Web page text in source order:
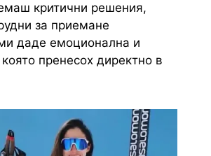
критични решения,
за приемане
даде емоционална и
пренесох директно в